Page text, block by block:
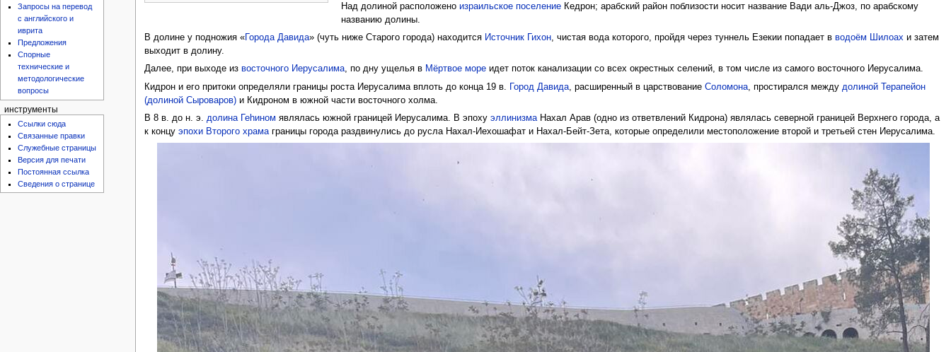
Над долиной расположено израильское поселениeКедрон; арабский район поблизости носит название Вади аль-Джоз, по арабскому
названию долины.
В долине у подножия « Города Давида» (чуть ниже Старого города) находится Источник Гихон, чистая вода которого, пройдя через туннель Езекии попадает вводоём Шилоах и затем
выходит в долину.
Далее, при выходе извосточного Иерусалима, по дну ущелья в Мёртвое море идет поток канализации со всех окрестных селений, в том числе из самого восточного Иерусалима.
Кидрон и его притоки определяли границы роста Иерусалима вплоть до конца 19 в.
Город Давида , расширенный в царствованиеСоломона , простирался между долиной Терапейон
(долиной Сыроваров) и Кидроном в южной части восточного холма.
В 8 в. до н. э.долина Геhином являлась южной границей Иерусалима. В эпохуэллинизмаНахал Арав (одно из ответвлений Кидрона) являлась северной границей Верхнего города, а
к концуэпохи Второго храмаграницы города раздвинулись до русла Нахал-Иехошафат и Нахал-Бейт-Зета, которые определили местоположение второй и третьей стен Иерусалима.
Запросы на перевод
с английского и
иврита
Предложения
Спорные
технические и
методологические
вопросы
инструменты
Ссылки сюда
Связанные правки
Служебные страницы
Версия для печати
Постоянная ссылка
Сведения о странице